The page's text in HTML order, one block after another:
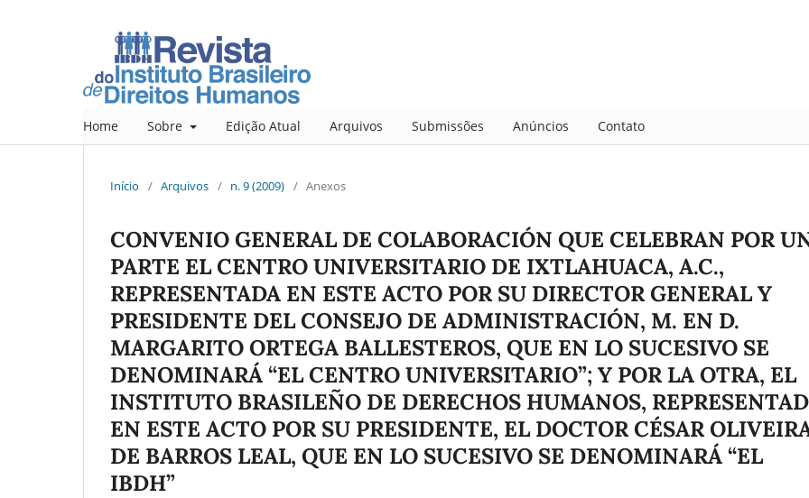
Home Sobre Edição Atual Arquivos Submissões Anúncios Contato
Início / Arquivos / n. 9 (2009) / Anexos
CONVENIO GENERAL DE COLABORACIÓN QUE CELEBRAN POR
PARTE EL CENTRO UNIVERSITARIO DE IXTLAHUACA, A.C.,
REPRESENTADA EN ESTE ACTO POR SU DIRECTOR GENERAL Y
PRESIDENTE DEL CONSEJO DE ADMINISTRACIÓN, M. EN D.
MARGARITO ORTEGA BALLESTEROS, QUE EN LO SUCESIVO SE
DENOMINARÁ “EL CENTRO UNIVERSITARIO”; Y POR LA OTRA, EL
INSTITUTO BRASILEÑO DE DERECHOS HUMANOS,
EN ESTE ACTO POR SU PRESIDENTE, EL DOCTOR CÉSAR
DE BARROS LEAL, QUE EN LO SUCESIVO SE DENOMINARÁ “EL
IBDH”